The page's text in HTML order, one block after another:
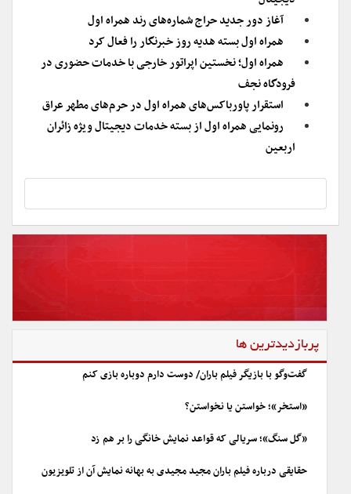
آغاز دور جدید حراج شماره‌های رند همراه اول
همراه اول بسته هدیه روز خبرنگار را فعال کرد
همراه اول؛ نخستین اپراتور خارجی با خدمات حضوری در
فرودگاه نجف
استقرار پاورباکس‌های همراه اول در حرم‌های مطهر عراق
رونمایی همراه اول از بسته خدمات دیجیتال ویژه زائران
اربعین
پربازدیدترین ها
گفت‌وگو با بازیگر فیلم باران/ دوست دارم دوباره بازی کنم
«استخر»؛ خواستن یا نخواستن؟
«گل سنگ»؛ سریالی که قواعد نمایش خانگی را بر هم زد
حقایقی درباره فیلم باران مجید مجیدی به بهانه نمایش آن از تلویزیون